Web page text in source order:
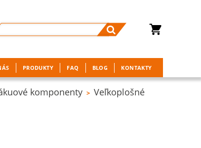
PRODUKTY FAQ BLOG KONTAKTY
komponenty > Veľkoplošné